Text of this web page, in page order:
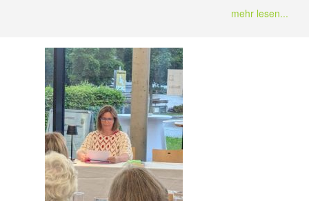
mehr lesen...